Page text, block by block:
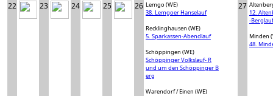
22 23 24 25 26 Lemgo (WE)
38. Lemgoer Hanselauf
Recklinghausen (WE)
5. Sparkassen-Abendlauf
Schöppingen (WE)
Schöppinger Volkslauf- R
und um den Schöppinger B
erg
Warendorf / Einen (WE)
27
12.
-Berglauf
Minden
48.